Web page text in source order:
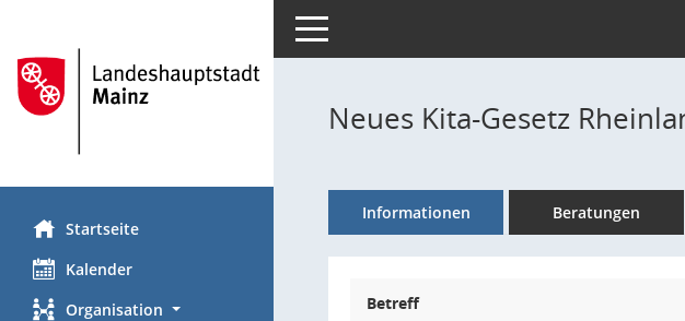
Startseite
Kalender
Organisation
Toggle navigation
Neues Kita-Gesetz
Informationen Beratungen
Betreff